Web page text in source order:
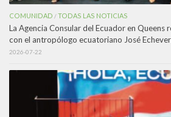
COMUNIDAD /TODAS LAS NOTICIAS
La Agencia Consular del Ecuador en Queens
con el antropólogo ecuatoriano José
2026-07-22